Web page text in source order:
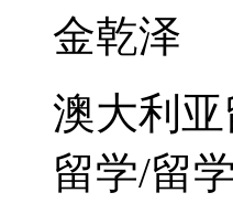
金乾泽
澳大利
留学/留